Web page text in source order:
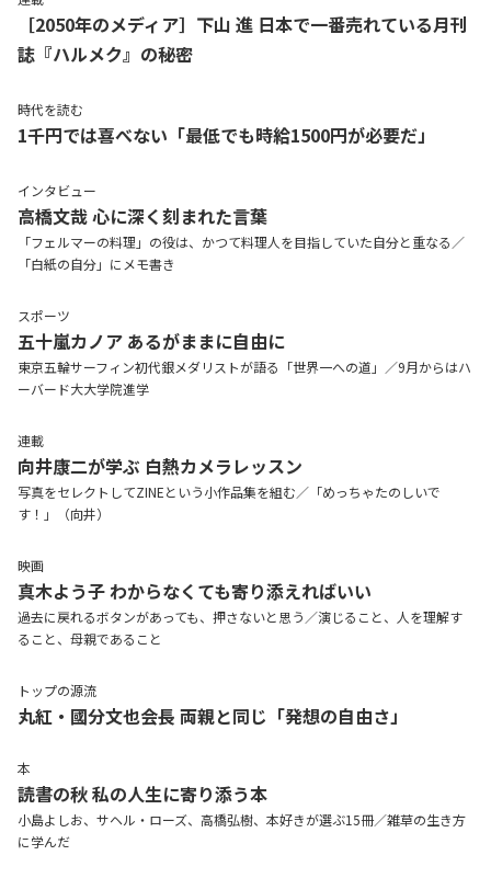
［2050年のメディア］下山 進 日本で一番売れている月刊
誌『ハルメク』の秘密
時代を読む
1千円では喜べない「最低でも時給1500円が必要だ」
インタビュー
高橋文哉心に深く刻まれた言葉
「フェルマーの料理」の役は、かつて料理人を目指していた自分と重なる／
「白紙の自分」にメモ書き
スポーツ
五十嵐カノア あるがままに自由に
東京五輪サーフィン初代銀メダリストが語る「世界一への道」／9月からはハ
ーバード大大学院進学
連載
向井康二が学ぶ 白熱カメラレッスン
写真をセレクトしてZINEという小作品集を組む／「めっちゃたのしいで
す！」（向井）
映画
真木よう子 わからなくても寄り添えればいい
過去に戻れるボタンがあっても、押さないと思う／演じること、人を理解す
ること、母親であること
トップの源流
丸紅・國分文也会長 両親と同じ「発想の自由さ」
本
読書の秋 私の人生に寄り添う本
小島よしお、サヘル・ローズ、高橋弘樹、本好きが選ぶ15冊／雑草の生き方
に学んだ